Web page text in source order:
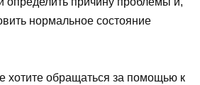
нормальное состояние
хотите обращаться за помощью к